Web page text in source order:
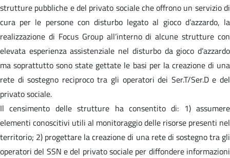
strutture pubbliche e del privato sociale che offrono un servizio di
cura per le persone con disturbo legato al gioco d’azzardo, la
realizzazione di Focus Group all’interno di alcune strutture con
elevata esperienza assistenziale nel disturbo da gioco d’azzardo
ma soprattutto sono state gettate le basi per la creazione di una
rete di sostegno reciproco tra gli operatori dei Ser.T/Ser.D e del
privato sociale.
Il censimento delle strutture ha consentito di: 1) assumere
elementi conoscitivi utili al monitoraggio delle risorse presenti nel
territorio; 2) progettare la creazione di una rete di sostegno tra gli
operatori del SSN e del privato sociale per diffondere informazioni